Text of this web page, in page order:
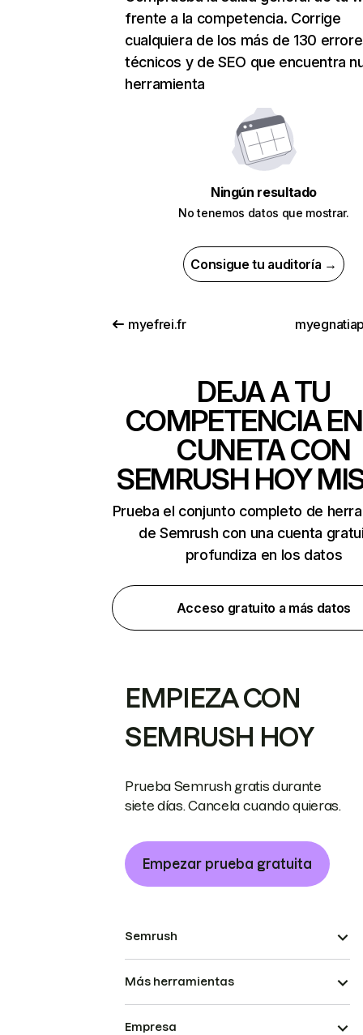
frente a la competencia. Corrige
cualquiera de los más de 130
técnicos y de SEO que encuentra
herramienta
Ningún resultado
No tenemos datos que mostrar.
Consigue tu auditoría →
myefrei.fr
DEJA A TU
COMPETENCIA
CUNETA CON
SEMRUSH HOY
Prueba el conjunto completo de
de Semrush con una cuenta
profundiza en los datos
Acceso gratuito a más datos
EMPIEZA CON
SEMRUSH HOY
Prueba Semrush gratis durante
siete días. Cancela cuando quieras.
Empezar prueba gratuita
Semrush
Más herramientas
Empresa